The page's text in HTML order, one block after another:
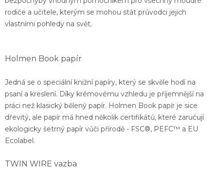
rodiče a učitele, kterým se mohou stát průvodci jejich
vlastními pohledy na svět.
Holmen Book papír
Jedná se o speciální knižní papíry, který se skvěle hodí na
psaní a kreslení. Díky krémovému vzhledu je příjemnější na
práci než klasický bělený papír. Holmen Book papír je sice
dřevitý, ale papír má hned několik certifikátů, které zaručují
ekologicky šetrný papír vůči přírodě - FSC®, PEFC™ a EU
Ecolabel.
TWIN WIRE vazba